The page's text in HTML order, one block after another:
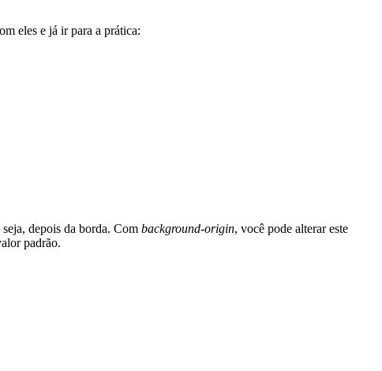
eles e já ir para a prática:
depois da borda. Com background-origin, você pode alterar este
padrão.